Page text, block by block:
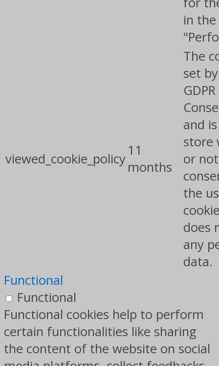
in
viewed_cookie_policy
11
months
The
set
and
store
or
the
does
any
data.
Functional
Functional
Functional cookies help to perform
certain functionalities like sharing
the content of the website on social